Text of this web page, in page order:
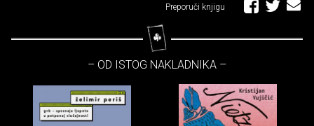
Preporuči knjigu
– OD ISTOG NAKLADNIKA –